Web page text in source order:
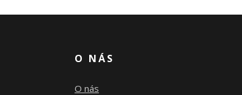
O NÁS
O nás